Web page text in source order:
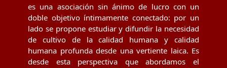
es una asociación sin ánimo de lucro con un
doble objetivo íntimamente conectado: por un
lado se propone estudiar y difundir la necesidad
de cultivo de la calidad humana y calidad
humana profunda desde una vertiente laica. Es
desde esta perspectiva que abordamos el